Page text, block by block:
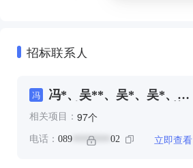
招标联系人
冯
冯*、吴**、吴*、吴*、林
*、陈**、陈*、黄**、黄*
相关项目： 97个
电话： 089 ******** 02 立即查看